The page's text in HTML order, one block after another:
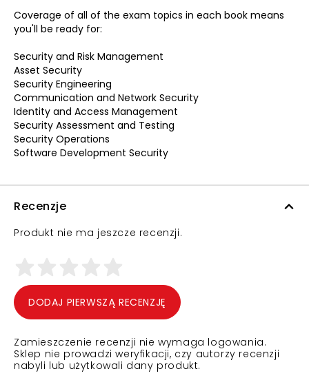
Coverage of all of the exam topics in each book means
you'll be ready for:
Security and Risk Management
Asset Security
Security Engineering
Communication and Network Security
Identity and Access Management
Security Assessment and Testing
Security Operations
Software Development Security
Recenzje
Produkt nie ma jeszcze recenzji.
DODAJ PIERWSZĄ RECENZJĘ
Zamieszczenie recenzji nie wymaga logowania.
Sklep nie prowadzi weryfikacji, czy autorzy recenzji
nabyli lub użytkowali dany produkt.